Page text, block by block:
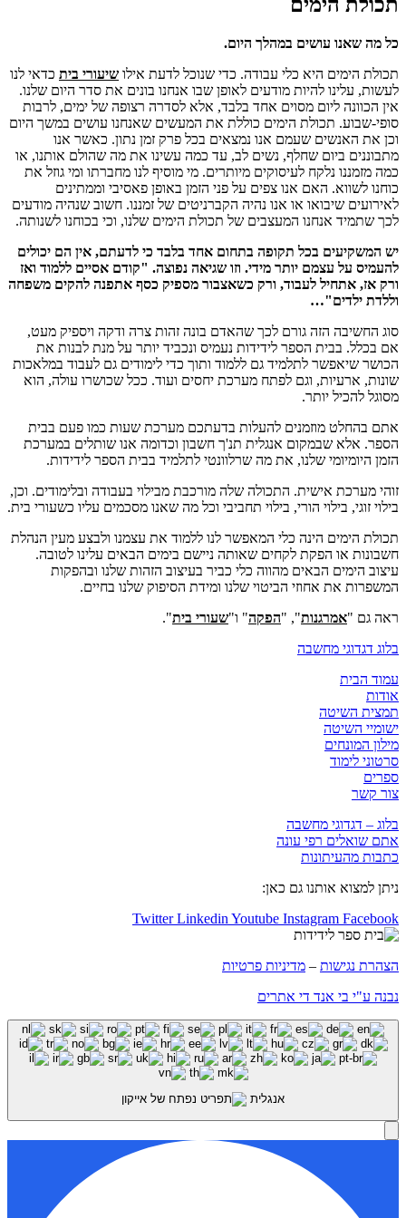
כל מה שאנו עושים במהלך היום.
תכולת הימים היא כלי עבודה. כדי שנוכל לדעת אילו שיעורי בית כדאי לנו
לעשות, עלינו להיות מודעים לאופן שבו אנחנו בונים את סדר היום שלנו.
אין הכוונה ליום מסוים אחד בלבד, אלא לסדרה רצופה של ימים, לרבות
סופי-שבוע. תכולת הימים כוללת את המעשים שאנחנו עושים במשך היום
וכן את האנשים שעמם אנו נמצאים בכל פרק זמן נתון. כאשר אנו
מתבוננים ביום שחלף, נשים לב, עד כמה עשינו את מה שהולם אותנו, או
כמה מזמננו נלקח לעיסוקים מיותרים. מי מוסיף לנו מחברתו ומי גוזל את
כוחנו לשווא. האם אנו צפים על פני הזמן באופן פאסיבי וממתינים
לאירועים שיבואו או אנו נהיה הקברניטים של זמננו. חשוב שנהיה מודעים
לכך שתמיד אנחנו המעצבים של תכולת הימים שלנו, וכי בכוחנו לשנותה.
יש המשקיעים בכל תקופה בתחום אחד בלבד כי לדעתם, אין הם יכולים
להעמיס על עצמם יותר מידי. וזו שגיאה נפוצה. "קודם אסיים ללמוד ואז
ורק אז, אתחיל לעבוד, ורק כשאצבור מספיק כסף אתפנה להקים משפחה
וללדת ילדים"…
סוג החשיבה הזה גורם לכך שהאדם בונה זהות צרה ודקה ויספיק מעט,
אם בכלל. בבית הספר לידידות נעמיס ונכביד יותר על מנת לבנות את
הכושר שיאפשר לתלמיד גם ללמוד ותוך כדי לימודים גם לעבוד במלאכות
שונות, ארעיות, וגם לפתח מערכת יחסים ועוד. ככל שכושרו עולה, הוא
מסוגל להכיל יותר.
אתם בהחלט מוזמנים להעלות בדעתכם מערכת שעות כמו פעם בבית
הספר. אלא שבמקום אנגלית תנ'ך חשבון וכדומה אנו שותלים במערכת
הזמן היומיומי שלנו, את מה שרלוונטי לתלמיד בבית הספר לידידות.
זוהי מערכת אישית. התכולה שלה מורכבת מבילוי בעבודה ובלימודים. וכן,
בילוי זוגי, בילוי הורי, בילוי תחביבי וכל מה שאנו מסכמים עליו כשעורי בית.
תכולת הימים הינה כלי המאפשר לנו ללמוד את עצמנו ולבצע מעין הנהלת
חשבונות או הפקת לקחים שאותה ניישם בימים הבאים עלינו לטובה.
עיצוב הימים הבאים מהווה כלי כביר בעיצוב הזהות שלנו ובהפקות
המשפרות את אחוזי הביטוי שלנו ומידת הסיפוק שלנו בחיים.
ראה גם "אמרגנות", "הפקה" ו"שעורי בית".
בלוג דגדוגי מחשבה
עמוד הבית
אודות
תמצית השיטה
ישומיי השיטה
מילון המונחים
סרטוני לימוד
ספרים
צור קשר
בלוג – דגדוגי מחשבה
אתם שואלים רפי עונה
כתבות מהעיתונות
ניתן למצוא אותנו גם כאן:
Twitter Linkedin Youtube Instagram Facebook
הצהרת נגישות – מדיניות פרטיות
נבנה ע"י בי אנד די אתרים
אנגלית